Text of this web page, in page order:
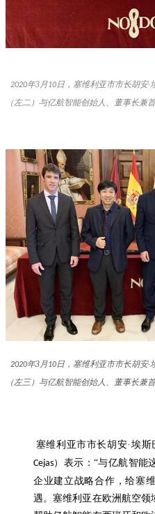
2020年3月10日，塞维利亚市市长胡安·
（左二）与亿航智能创始人、董事长兼
2020年3 月10日，塞维利亚市市长胡安·
（左三）与亿航智能创始人、董事长兼
塞维利亚市市长胡安·埃斯
Cejas）表示：“与亿航智能
企业建立战略合作，给塞
遇。塞维利亚在欧洲航空领